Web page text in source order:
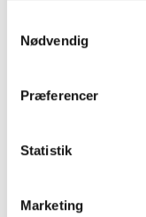
Nødvendig
Præferencer
Statistik
Marketing
Prisliste